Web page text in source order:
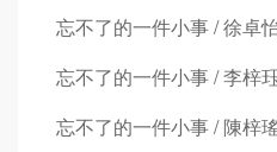
忘不了的一件小事 / 徐卓
忘不了的一件小事 / 李梓
忘不了的一件小事 / 陳梓